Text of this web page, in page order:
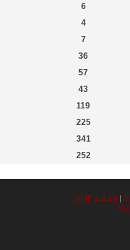
6
4
7
36
57
43
119
225
341
252
SMF 2.0.19